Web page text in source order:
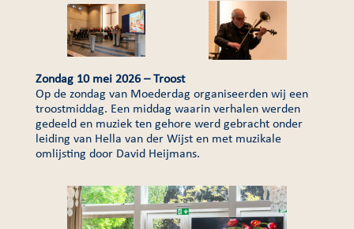
Zondag 10 mei 2026 – Troost
Op de zondag van Moederdag organiseerden wij een
troostmiddag. Een middag waarin verhalen werden
gedeeld en muziek ten gehore werd gebracht onder
leiding van Hella van der Wijst en met muzikale
omlijsting door David Heijmans.